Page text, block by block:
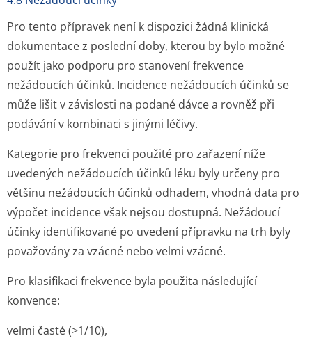
Pro tento přípravek není k dispozici žádná klinická
dokumentace z poslední doby, kterou by bylo možné
použít jako podporu pro stanovení frekvence
nežádoucích účinků. Incidence nežádoucích účinků se
může lišit v závislosti na podané dávce a rovněž při
podávání v kombinaci s jinými léčivy.
Kategorie pro frekvenci použité pro zařazení níže
uvedených nežádoucích účinků léku byly určeny pro
většinu nežádoucích účinků odhadem, vhodná data pro
výpočet incidence však nejsou dostupná. Nežádoucí
účinky identifikované po uvedení přípravku na trh byly
považovány za vzácné nebo velmi vzácné.
Pro klasifikaci frekvence byla použita následující
konvence:
velmi časté (>1/10),